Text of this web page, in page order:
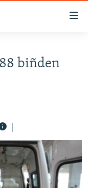
biñden